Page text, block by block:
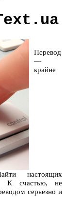
Перевод
—
крайне
настоящих
К счастью, не
серьезно и